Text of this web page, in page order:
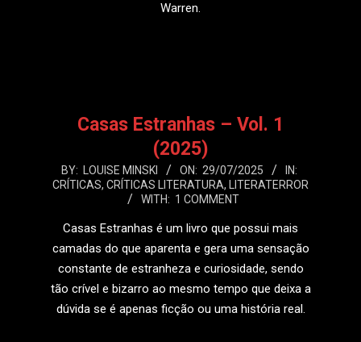
Warren.
Casas Estranhas – Vol. 1
(2025)
2025-
07-
BY: LOUISE MINSKI ON: 29/07/2025
IN:
CRÍTICAS, CRÍTICAS LITERATURA, LITERATERROR
WITH: 1 COMMENT
Casas Estranhas é um livro que possui mais
camadas do que aparenta e gera uma sensação
constante de estranheza e curiosidade, sendo
tão crível e bizarro ao mesmo tempo que deixa a
dúvida se é apenas ficção ou uma história real.